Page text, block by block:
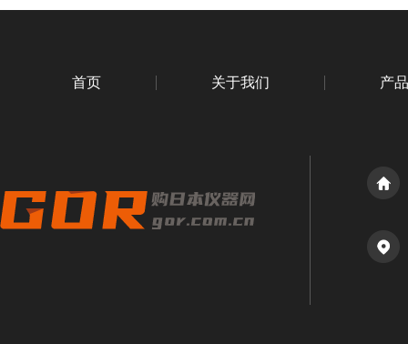
首页 关于我们 产